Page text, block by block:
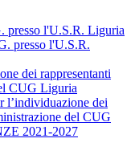
presso l'U.S.R. Liguria
presso l'U.S.R.
dei rappresentanti
CUG Liguria
l’individuazione dei
del CUG
2021-2027